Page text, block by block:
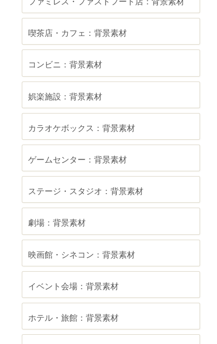
喫茶店・カフェ：背景素材
コンビニ：背景素材
娯楽施設：背景素材
カラオケボックス：背景素材
ゲームセンター：背景素材
ステージ・スタジオ：背景素材
劇場：背景素材
映画館・シネコン：背景素材
イベント会場：背景素材
ホテル・旅館：背景素材